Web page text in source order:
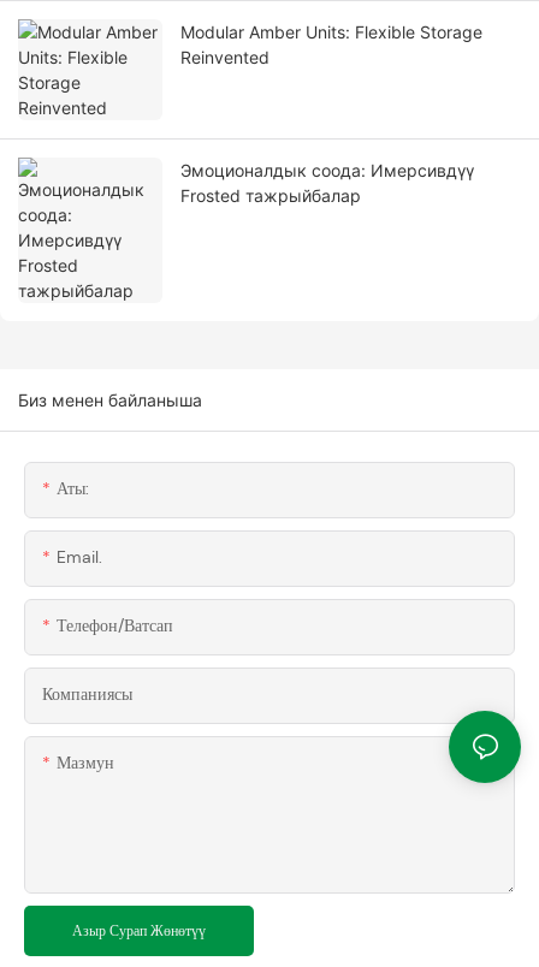
Modular Amber Units: Flexible Storage
Reinvented
Эмоционалдык соода: Имерсивдүү
Frosted тажрыйбалар
Биз менен байланыша
Аты:
Email.
Телефон/ватсап
Компаниясы
Мазмун
Азыр Сурап Жөнөтүү